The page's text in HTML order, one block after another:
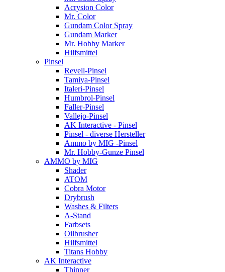
Acrysion Color
Mr. Color
Gundam Color Spray
Gundam Marker
Mr. Hobby Marker
Hilfsmittel
Pinsel
Revell-Pinsel
Tamiya-Pinsel
Italeri-Pinsel
Humbrol-Pinsel
Faller-Pinsel
Vallejo-Pinsel
AK Interactive - Pinsel
Pinsel - diverse Hersteller
Ammo by MIG -Pinsel
Mr. Hobby-Gunze Pinsel
AMMO by MIG
Shader
ATOM
Cobra Motor
Drybrush
Washes & Filters
A-Stand
Farbsets
Oilbrusher
Hilfsmittel
Titans Hobby
AK Interactive
Thinner